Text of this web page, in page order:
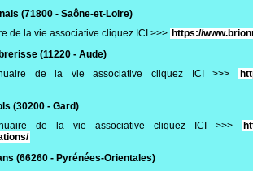
(71800 - Saône-et-Loire)
de la vie associative cliquez ICI >>> https://
(11220 - Aude)
de la vie associative cliquez ICI >>>
(30200 - Gard)
de la vie associative cliquez ICI >>>
(66260 - Pyrénées-Orientales)